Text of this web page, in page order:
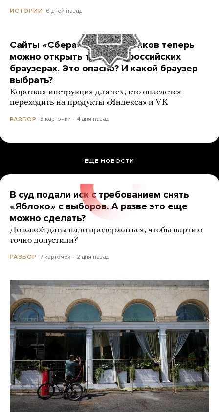
ИСТОРИИ 6 дней назад
Сайты «Сбера» и других банков теперь
можно открыть только в российских
браузерах. Это опасно? И какой браузер
выбрать?
Короткая инструкция для тех, кто опасается
переходить на продукты «Яндекса» и VK
РАЗБОР 3 карточки 4 дня назад
ЕЩЕ НОВОСТИ
В суд подали иск с требованием снять
«Яблоко» с выборов. А разве это еще
можно сделать?
До какой даты надо продержаться, чтобы партию
точно допустили?
РАЗБОР 7 карточек 2 дня назад